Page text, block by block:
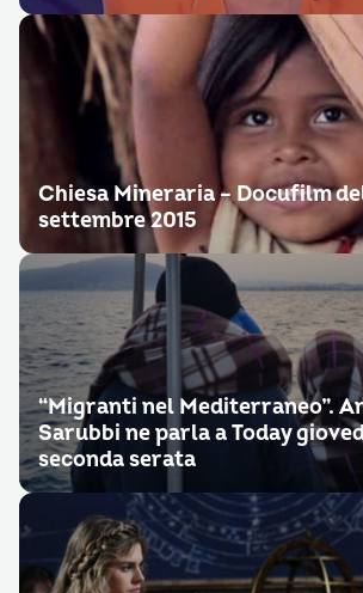
Chiesa Mineraria – Docufilm
settembre 2015
“Migranti nel Mediterraneo”.
Sarubbi ne parla a Today
seconda serata